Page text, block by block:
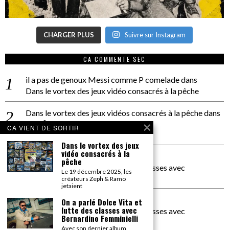
CHARGER PLUS Suivre sur Instagram
CA COMMENTE SEC
il a pas de genoux Messi comme P comeladedans
Dans le vortex des jeux vidéo consacrés à la pêche
Dans le vortex des jeux vidéos consacrés à la pêchedans
PACÔME THIELLEMENT
La séance d’Hip Gnose
La Patrie
dans
On a parlé Dolce Vita et lutte des classes avec
Bernardino Femminielli
carte noire negra à l'o tiededans
On a parlé Dolce Vita et lutte des classes avec
Bernardino Femminielli
CA VIENT DE SORTIR
Dans le vortex des jeux
vidéo consacrés à la
pêche
Le 19 décembre 2025, les
créateurs Zeph & Ramo
jetaient
On a parlé Dolce Vita et
lutte des classes avec
Bernardino Femminielli
Avec son dernier album